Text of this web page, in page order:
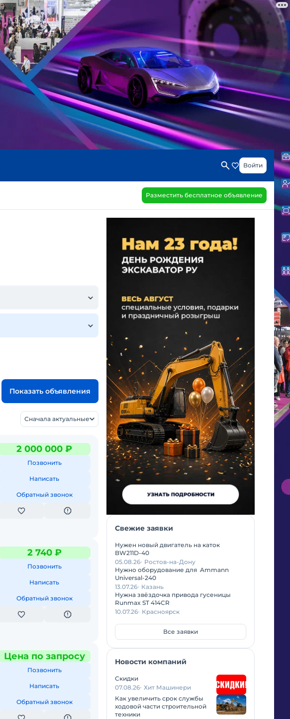
Войти
Разместить бесплатное объявление
Показать объявления
Сначала актуальные
2 000 000 ₽
Позвонить
Написать
Обратный звонок
2 740 ₽
Позвонить
Написать
Обратный звонок
Цена по запросу
Позвонить
Написать
Обратный звонок
Свежие заявки
Нужен новый двигатель на каток
BW211D-40
05.08.26 Ростов-на-Дону
Нужно оборудование для Ammann
Universal-240
13.07.26 Казань
Нужна звёздочка привода гусеницы
Runmax ST 414CR
10.07.26 Красноярск
Все заявки
Новости компаний
Скидки
07.08.26 Хит Машинери
Как увеличить срок службы
ходовой части строительной
техники